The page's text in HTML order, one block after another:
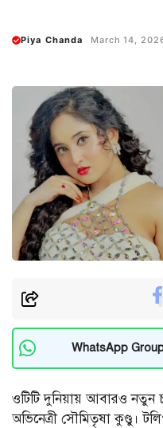
Piya Chanda March 14,
WhatsApp
ওটিটি দুনিয়ায় আবারও নতুন
অভিনেত্রী সৌমিতৃষা কুণ্ডু।